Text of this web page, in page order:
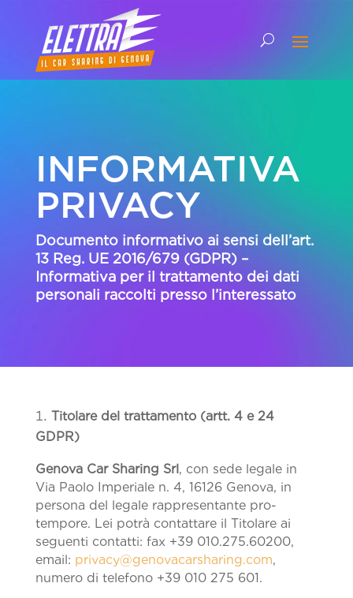
INFORMATIVA
PRIVACY
Documento informativo ai sensi dell’art.
13 Reg. UE 2016/679 (GDPR) –
Informativa per il trattamento dei dati
personali raccolti presso l’interessato
Titolare del trattamento (artt. 4 e 24
GDPR)
Genova Car Sharing Srl, con sede legale in
Via Paolo Imperiale n. 4, 16126 Genova, in
persona del legale rappresentante pro-
tempore. Lei potrà contattare il Titolare ai
seguenti contatti: fax +39 010.275.60200,
email: privacy@genovacarsharing.com,
numero di telefono +39 010 275 601.